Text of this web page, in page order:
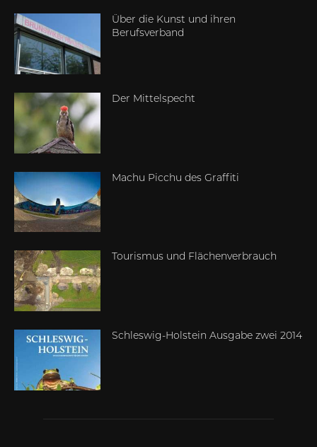
Über die Kunst und ihren
Berufsverband
Der Mittelspecht
Machu Picchu des Graffiti
Tourismus und Flächenverbrauch
Schleswig-Holstein Ausgabe zwei 2014